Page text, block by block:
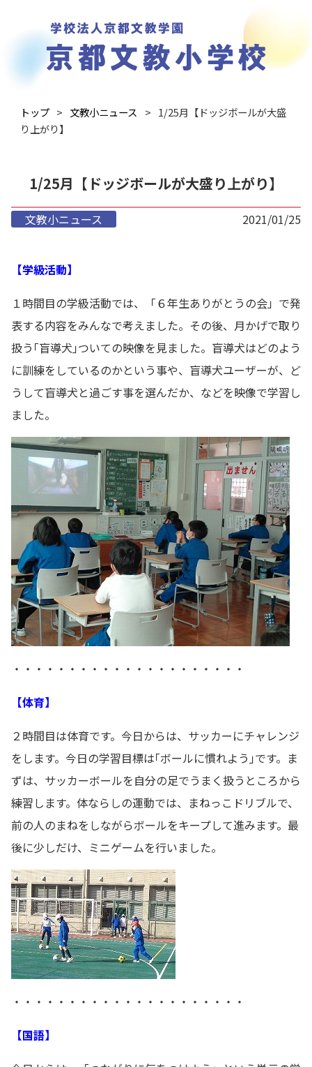
トップ 文教小ニュース
1/25月【ドッジボールが大盛
り上がり】
1/25月【ドッジボールが大盛り上がり】
文教小ニュース 2021/01/25
【学級活動】
１時間目の学級活動では、「６年生ありがとうの会」で発
表する内容をみんなで考えました。その後、月かげで取り
扱う｢盲導犬｣ついての映像を見ました。盲導犬はどのよう
に訓練をしているのかという事や、盲導犬ユーザーが、ど
うして盲導犬と過ごす事を選んだか、などを映像で学習し
ました。
・・・・・・・・・・・・・・・・・・・・・
【体育】
２時間目は体育です。今日からは、サッカーにチャレンジ
をします。今日の学習目標は｢ボールに慣れよう｣です。ま
ずは、サッカーボールを自分の足でうまく扱うところから
練習します。体ならしの運動では、まねっこドリブルで、
前の人のまねをしながらボールをキープして進みます。最
後に少しだけ、ミニゲームを行いました。
・・・・・・・・・・・・・・・・・・・・・
【国語】